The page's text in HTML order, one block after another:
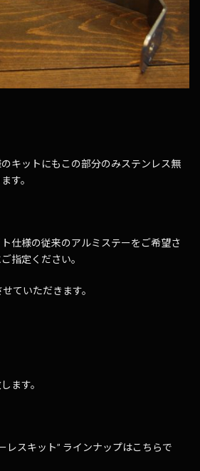
キットにもこの部分のみステンレス無
す。
仕様の従来のアルミステーをご希望さ
指定ください。
ていただきます。
ます。
レスキット” ラインナップはこちらで